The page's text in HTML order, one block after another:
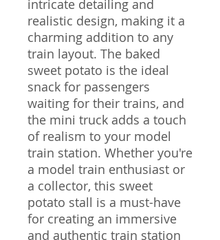
intricate detailing and
realistic design, making it a
charming addition to any
train layout. The baked
sweet potato is the ideal
snack for passengers
waiting for their trains, and
the mini truck adds a touch
of realism to your model
train station. Whether you're
a model train enthusiast or
a collector, this sweet
potato stall is a must-have
for creating an immersive
and authentic train station